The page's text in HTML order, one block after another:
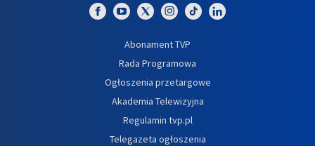
Abonament TVP
Rada Programowa
Ogłoszenia przetargowe
Akademia Telewizyjna
Regulamin tvp.pl
Telegazeta ogłoszenia